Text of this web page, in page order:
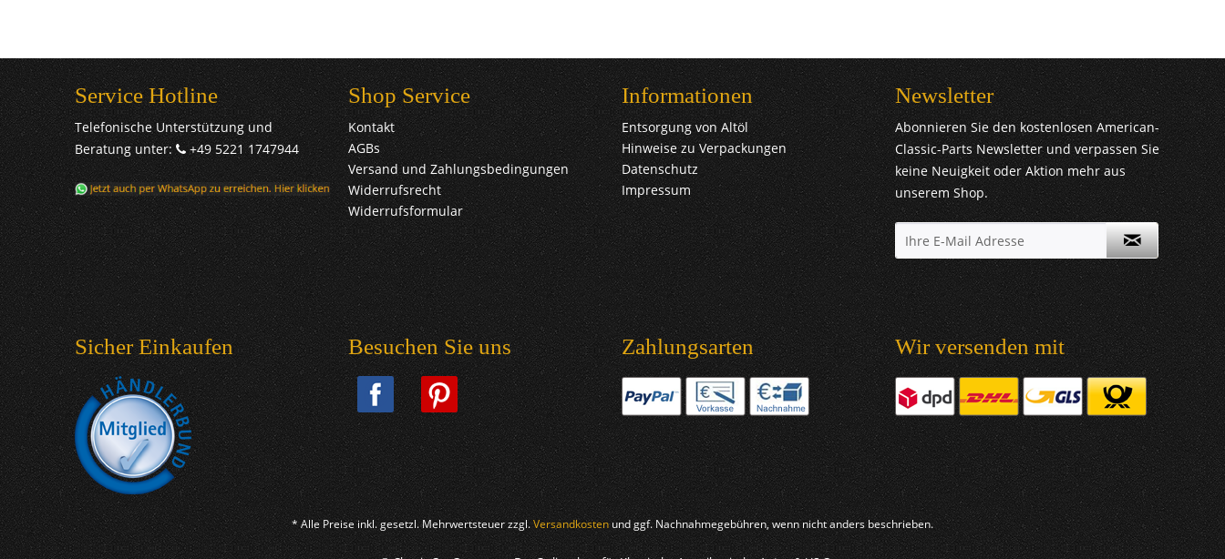
Service Hotline
Telefonische Unterstützung und
Beratung unter:
+49 5221 1747944
Shop Service
Kontakt
AGBs
Versand und Zahlungsbedingungen
Widerrufsrecht
Widerrufsformular
Informationen
Entsorgung von Altöl
Hinweise zu Verpackungen
Datenschutz
Impressum
Newsletter
Abonnieren Sie den kostenlosen American-
Classic-Parts Newsletter und verpassen Sie
keine Neuigkeit oder Aktion mehr aus
unserem Shop.
Sicher Einkaufen Besuchen Sie uns Zahlungsarten Wir versenden mit
* Alle Preise inkl. gesetzl. Mehrwertsteuer zzgl.Versandkostenund ggf. Nachnahmegebühren, wenn nicht anders beschrieben.